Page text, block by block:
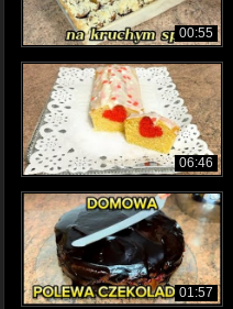
00:55
06:46
01:57